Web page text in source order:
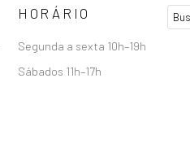
HORÁRIO
Segunda a sexta 10h–19h
Sábados 11h–17h